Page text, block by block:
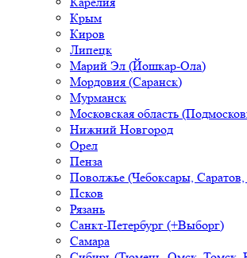
Крым
Киров
Липецк
Марий Эл (Йошкар-Ола)
Мордовия (Саранск)
Мурманск
Московская область
Нижний Новгород
Орел
Пенза
Поволжье (Чебоксары, Саратов,
Псков
Рязань
Санкт-Петербург (+Выборг)
Самара